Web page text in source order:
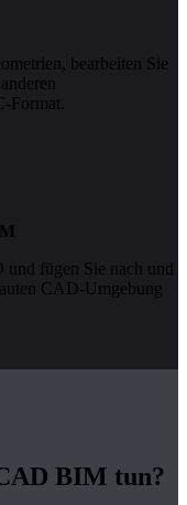
bearbeiten Sie
Format.
und fügen Sie nach und
CAD-Umgebung
BIM tun?